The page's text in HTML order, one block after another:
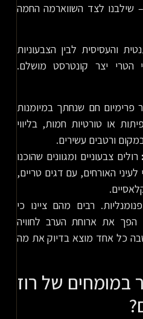
שילבנו לצד השווארמה החמה
והעסיסית לבין הצבעוניות
הטרי יצר קונטרסט מושלם.
פרימיום חם שנחתך במיומנות
או טורטיות חמות, בליווי
ורטבים עשירים.
רולים צבעוניים ומגוונים שהוכנו
לעיני האורחים, עם דגים טריים,
רבים מהם ציינו כי
הפך את ארוחת הערב לחוויה
כל אחד מוצא בדיוק את מה
במומחים של רוז